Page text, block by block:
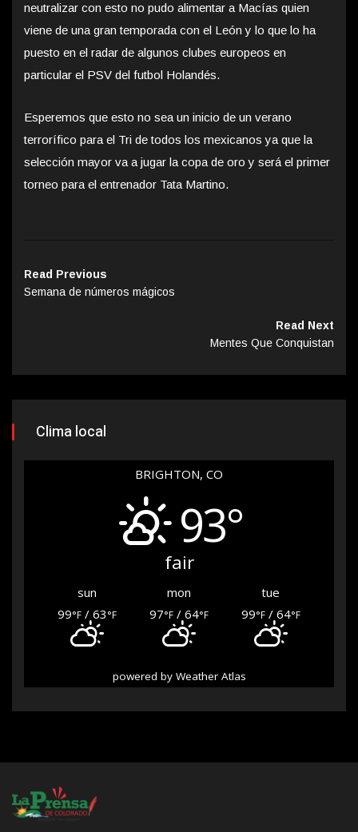
neutralizar con esto no pudo alimentar a Macías quien
viene de una gran temporada con el León y lo que lo ha
puesto en el radar de algunos clubes europeos en
particular el PSV del futbol Holandés.
Esperemos que esto no sea un inicio de un verano
terrorífico para el Tri de todos los mexicanos ya que la
selección mayor va a jugar la copa de oro y será el primer
torneo para el entrenador Tata Martino.
Read Previous
Semana de números mágicos
Read Next
Mentes Que Conquistan
Clima local
BRIGHTON, CO
93°
fair
sun mon
tue
99°F / 63°F 97°F/ 64°F 99°F/ 64°F
powered by Weather Atlas